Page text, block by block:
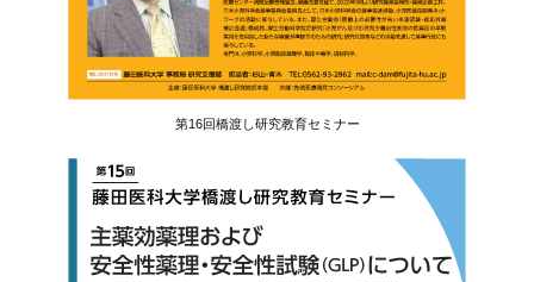
第16回橋渡し研究教育セミナー